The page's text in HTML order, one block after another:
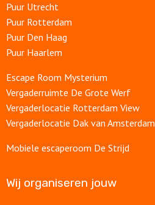
Puur Utrecht
Puur Rotterdam
Puur Den Haag
Puur Haarlem
Escape Room Mysterium
Vergaderruimte De Grote Werf
Vergaderlocatie Rotterdam View
Vergaderlocatie Dak van Amsterdam
Mobiele escaperoom De Strijd
Wij organiseren jouw